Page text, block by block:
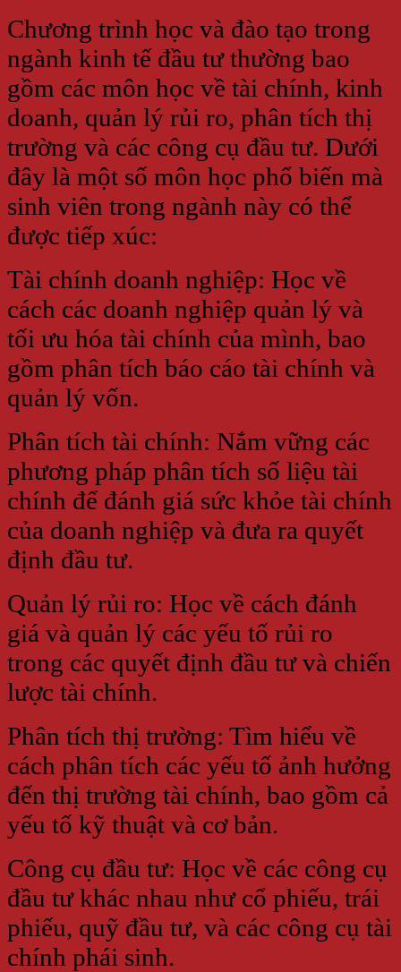
Chương trình học và đào tạo trong
ngành kinh tế đầu tư thường bao
gồm các môn học về tài chính, kinh
doanh, quản lý rủi ro, phân tích thị
trường và các công cụ đầu tư. Dưới
đây là một số môn học phổ biến mà
sinh viên trong ngành này có thể
được tiếp xúc:
Tài chính doanh nghiệp: Học về
cách các doanh nghiệp quản lý và
tối ưu hóa tài chính của mình, bao
gồm phân tích báo cáo tài chính và
quản lý vốn.
Phân tích tài chính: Nắm vững các
phương pháp phân tích số liệu tài
chính để đánh giá sức khỏe tài chính
của doanh nghiệp và đưa ra quyết
định đầu tư.
Quản lý rủi ro: Học về cách đánh
giá và quản lý các yếu tố rủi ro
trong các quyết định đầu tư và chiến
lược tài chính.
Phân tích thị trường: Tìm hiểu về
cách phân tích các yếu tố ảnh hưởng
đến thị trường tài chính, bao gồm cả
yếu tố kỹ thuật và cơ bản.
Công cụ đầu tư: Học về các công cụ
đầu tư khác nhau như cổ phiếu, trái
phiếu, quỹ đầu tư, và các công cụ tài
chính phái sinh.